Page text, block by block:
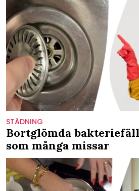
STÄDNING
Bortglömda
som många missar